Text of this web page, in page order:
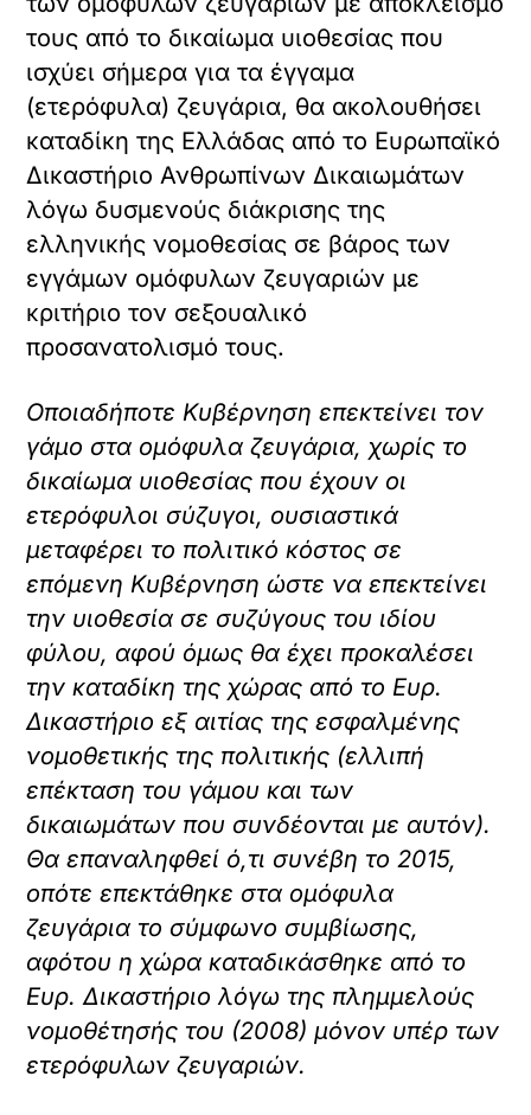
τους από το δικαίωμα υιοθεσίας που
ισχύει σήμερα για τα έγγαμα
(ετερόφυλα) ζευγάρια, θα ακολουθήσει
καταδίκη της Ελλάδας από το Ευρωπαϊκό
Δικαστήριο Ανθρωπίνων Δικαιωμάτων
λόγω δυσμενούς διάκρισης της
ελληνικής νομοθεσίας σε βάρος των
εγγάμων ομόφυλων ζευγαριών με
κριτήριο τον σεξουαλικό
προσανατολισμό τους.
Οποιαδήποτε Κυβέρνηση επεκτείνει τον
γάμο στα ομόφυλα ζευγάρια, χωρίς το
δικαίωμα υιοθεσίας που έχουν οι
ετερόφυλοι σύζυγοι, ουσιαστικά
μεταφέρει το πολιτικό κόστος σε
επόμενη Κυβέρνηση ώστε να επεκτείνει
την υιοθεσία σε συζύγους του ιδίου
φύλου, αφού όμως θα έχει προκαλέσει
την καταδίκη της χώρας από το Ευρ.
Δικαστήριο εξ αιτίας της εσφαλμένης
νομοθετικής της πολιτικής (ελλιπή
επέκταση του γάμου και των
δικαιωμάτων που συνδέονται με αυτόν).
Θα επαναληφθεί ό,τι συνέβη το 2015,
οπότε επεκτάθηκε στα ομόφυλα
ζευγάρια το σύμφωνο συμβίωσης,
αφότου η χώρα καταδικάσθηκε από το
Ευρ. Δικαστήριο λόγω της πλημμελούς
νομοθέτησής του (2008) μόνον υπέρ των
ετερόφυλων ζευγαριών.